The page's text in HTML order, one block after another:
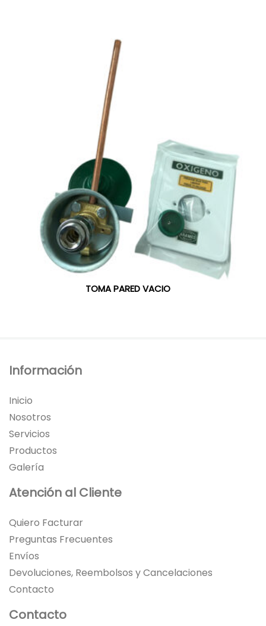
TOMA PARED VACIO
Información
Inicio
Nosotros
Servicios
Productos
Galería
Atención al Cliente
Quiero Facturar
Preguntas Frecuentes
Envíos
Devoluciones, Reembolsos y Cancelaciones
Contacto
Contacto